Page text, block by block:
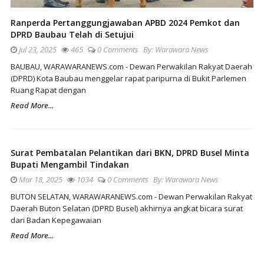
Ranperda Pertanggungjawaban APBD 2024 Pemkot dan
DPRD Baubau Telah di Setujui
Jul 23, 2025 465 0 Comments By: Warawara News
BAUBAU, WARAWARANEWS.com - Dewan Perwakilan Rakyat Daerah
(DPRD) Kota Baubau menggelar rapat paripurna di Bukit Parlemen
Ruang Rapat dengan
Read More...
Surat Pembatalan Pelantikan dari BKN, DPRD Busel Minta
Bupati Mengambil Tindakan
Mar 18, 2025 1034 0 Comments By: Warawara News
BUTON SELATAN, WARAWARANEWS.com - Dewan Perwakilan Rakyat
Daerah Buton Selatan (DPRD Busel) akhirnya angkat bicara surat
dari Badan Kepegawaian
Read More...